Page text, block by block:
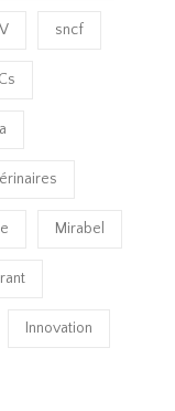
sncf
Mirabel
Innovation